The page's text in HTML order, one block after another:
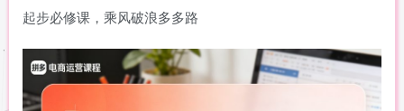
起步必修课，乘风破浪多多路